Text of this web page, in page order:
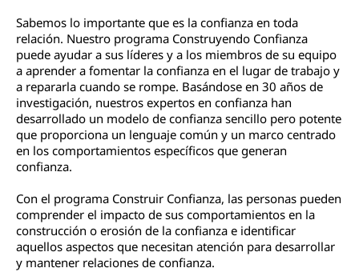
Sabemos lo importante que es la confianza en toda
relación. Nuestro programa Construyendo Confianza
puede ayudar a sus líderes y a los miembros de su equipo
a aprender a fomentar la confianza en el lugar de trabajo y
a repararla cuando se rompe. Basándose en 30 años de
investigación, nuestros expertos en confianza han
desarrollado un modelo de confianza sencillo pero potente
que proporciona un lenguaje común y un marco centrado
en los comportamientos específicos que generan
confianza.
Con el programa Construir Confianza, las personas pueden
comprender el impacto de sus comportamientos en la
construcción o erosión de la confianza e identificar
aquellos aspectos que necesitan atención para desarrollar
y mantener relaciones de confianza.